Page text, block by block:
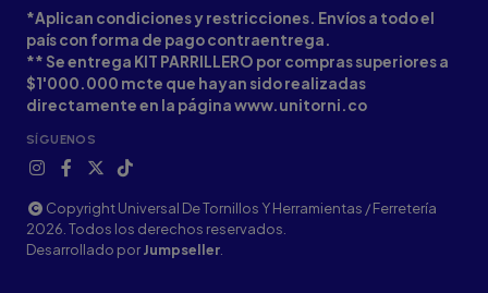
*Aplican condiciones y restricciones. Envíos a todo el
país con forma de pago contraentrega.
** Se entrega KIT PARRILLERO por compras superiores a
$1'000.000 mcte que hayan sido realizadas
directamente en la página www.unitorni.co
SÍGUENOS
Copyright Universal De Tornillos Y Herramientas / Ferretería
2026. Todos los derechos reservados.
Desarrollado porJumpseller